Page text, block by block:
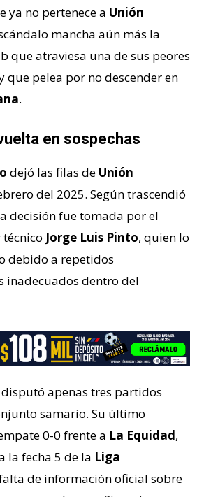
ya no pertenece a Unión
mancha aún más la
que atraviesa una de sus peores
que pelea por no descender en
.
en sospechas
dejó las filas de Unión
del 2025. Según trascendió
decisión fue tomada por el
Jorge Luis Pinto, quien lo
debido a repetidos
inadecuados dentro del
apenas tres partidos
samario. Su último
0-0 frente a La Equidad,
la fecha 5 de la Liga
de información oficial sobre